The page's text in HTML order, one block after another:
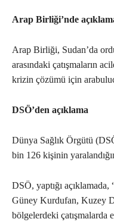
Arap Birliği’nde
Arap Birliği, Sudan’da
arasındaki çatışmaların
krizin çözümü için
DSÖ’den açıklama
Dünya Sağlık Örgütü
bin 126 kişinin
DSÖ, yaptığı
Güney Kurdufan, Kuzey
bölgelerdeki çatışmalarda